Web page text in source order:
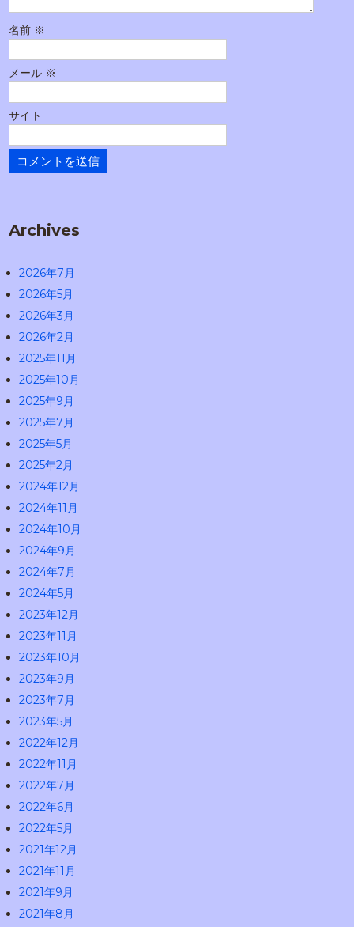
名前 ※
メール ※
サイト
Archives
2026年7月
2026年5月
2026年3月
2026年2月
2025年11月
2025年10月
2025年9月
2025年7月
2025年5月
2025年2月
2024年12月
2024年11月
2024年10月
2024年9月
2024年7月
2024年5月
2023年12月
2023年11月
2023年10月
2023年9月
2023年7月
2023年5月
2022年12月
2022年11月
2022年7月
2022年6月
2022年5月
2021年12月
2021年11月
2021年9月
2021年8月